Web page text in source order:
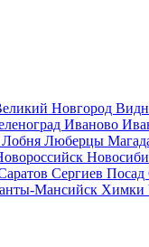
Новгород
Иваново
Лобня Люберцы
Сергиев Посад
Мансийск Химки